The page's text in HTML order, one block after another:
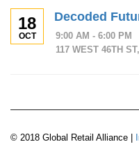
18
OCT
Decoded
9:00 AM - 6:00 PM
117 WEST 46TH
© 2018 Global Retail Alliance |